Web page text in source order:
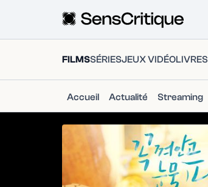
FILMSSÉRIESJEUX VIDÉOLIVRES
Accueil Actualité Streaming